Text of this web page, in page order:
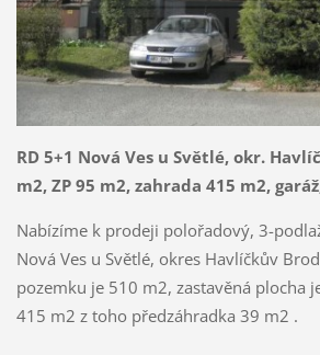
RD 5+1 Nová Ves u Světlé, okr.
m2, ZP 95 m2, zahrada 415 m2,
Nabízíme k prodeji polořadový, 3-
Nová Ves u Světlé, okres Havlíčkův
pozemku je 510 m2, zastavěná plocha
415 m2 z toho předzáhradka 39 m2 .